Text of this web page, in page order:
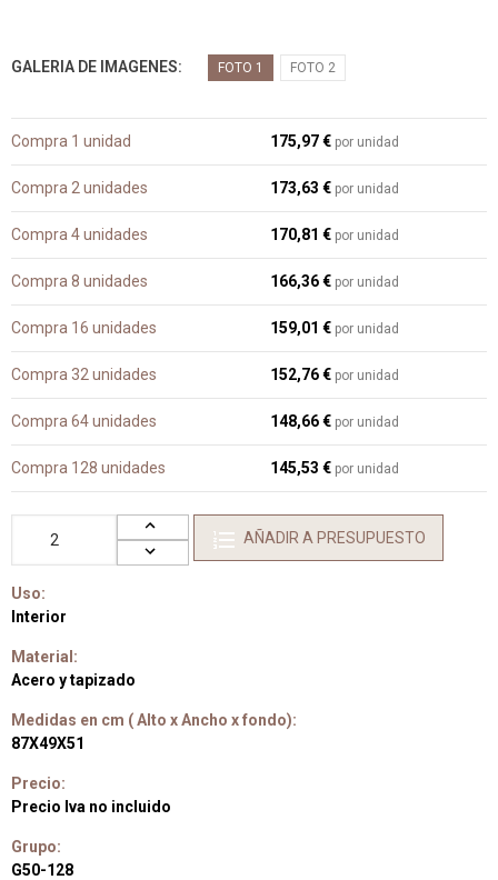
GALERIA DE IMAGENES FOTO 1 FOTO 2
Compra 1 unidad 175,97 € por unidad
Compra 2 unidades 173,63 € por unidad
Compra 4 unidades 170,81 € por unidad
Compra 8 unidades 166,36 € por unidad
Compra 16 unidades 159,01 € por unidad
Compra 32 unidades 152,76 € por unidad
Compra 64 unidades 148,66 € por unidad
Compra 128 unidades 145,53 € por unidad
AÑADIR A PRESUPUESTO
Uso:
Interior
Material:
Acero y tapizado
Medidas en cm ( Alto x Ancho x fondo):
87X49X51
Precio:
Precio Iva no incluido
Grupo:
G50-128